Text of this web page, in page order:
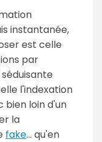
instantanée,
est celle
par
l'indexation
bien loin d'un
la
fake... qu'en